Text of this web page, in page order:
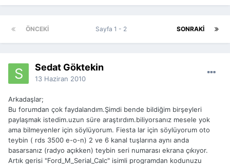
ÖNCEKI SONRAKI
Sayfa 1 - 2
Sedat Göktekin
13 Haziran 2010
Arkadaşlar;
Bu forumdan çok faydalandım.Şimdi bende bildiğim birşeyleri
paylaşmak istedim.uzun süre araştırdım.biliyorsanız mesele yok
ama bilmeyenler için söylüyorum. Fiesta lar için söylüyorum oto
teybin ( rds 3500 e-o-n) 2 ve 6 kanal tuşlarına aynı anda
basarsanız (radyo açıkken) teybin seri numarası ekrana çıkıyor.
Artık gerisi "Ford_M_Serial_Calc" isimli programdan kodunuzu